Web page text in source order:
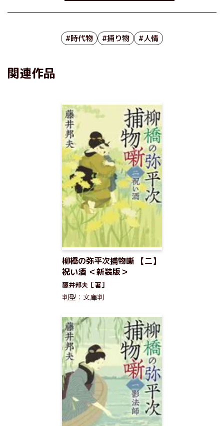
#時代物 #捕り物 #人情
関連作品
柳橋の弥平次捕物噺 【二】
祝い酒 ＜新装版＞
藤井邦夫［著］
判型：文庫判